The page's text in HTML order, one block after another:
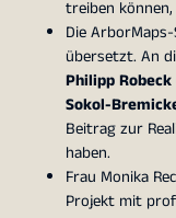
treiben
Die
übersetzt. An
Philipp
Sokol-
Beitrag zur
haben.
Frau Monika
Projekt mit